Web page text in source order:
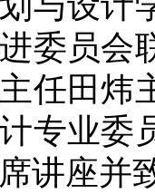
委员会
任田炜
专业委
讲座并